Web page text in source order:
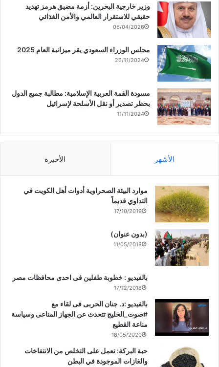
وزير خارجية البحرين: أزمة مضيق هرمز تهديد
حقيقي للاستقرار العالمي والأمن الغذائي
06/04/2026
مجلس الوزراء السعودي يقر ميزانية العام 2025
26/11/2024
مسودة القمة العربية الإسلامية: مطالبة جميع الدول
بحظر تصدير أو نقل الأسلحة لإسرائيل
11/11/2024
الأشهر الأخيرة
موارد البيئة الصحراوية أدوات أهل الكويت في
التداوي قديماً
17/10/2019
(بدون عنوان)
11/05/2019
بالفيديو : خطوبة طفلين فى احدى محافظات مصر
17/12/2018
بالفيديو :د. جنان الحربى فى لقاء مع
#صوت_الخليج تتحدث عن الجهاز المناعى وسياسة
مناعة القطيع
18/05/2020
حبة البركة: تعمل على التخلص من الانتفاخات
والغازات الموجودة في البطن